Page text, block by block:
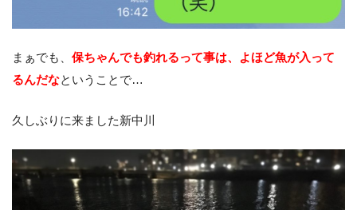
まぁでも、 保ちゃんでも釣れるって事は、よほど魚が入って
るんだなということで…
久しぶりに来ました新中川